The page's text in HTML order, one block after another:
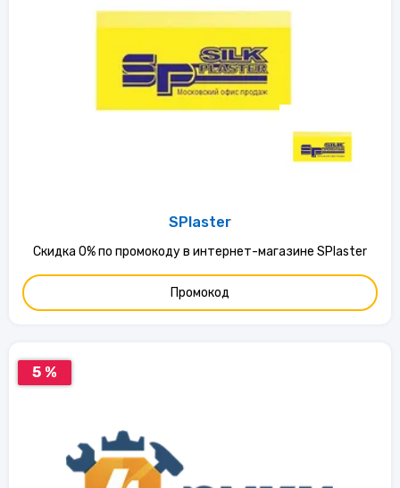
SPlaster
Скидка 0% по промокоду в интернет-магазине SPlaster
Промокод
5 %